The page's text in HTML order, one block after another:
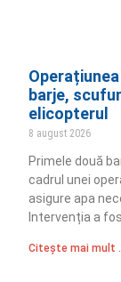
barje,
elicopterul
8 august 2026
Primele două
cadrul unei
asigure apa
Intervenția a
Citește mai mult